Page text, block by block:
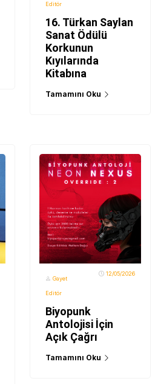
Editör
16. Türkan Saylan
Sanat Ödülü
Korkunun
Kıyılarında
Kitabına
Tamamını Oku
Gayet
Editör
12/05/2026
Biyopunk
Antolojisi İçin
Açık Çağrı
Tamamını Oku